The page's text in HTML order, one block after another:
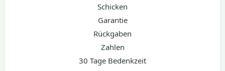
Schicken
Garantie
Rückgaben
Zahlen
30 Tage Bedenkzeit